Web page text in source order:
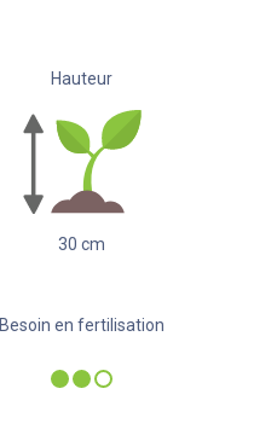
Hauteur
30 cm
Besoin en fertilisation